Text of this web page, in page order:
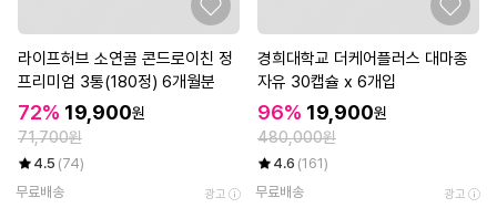
라이프허브 소연골 콘드로이친 정
프리미엄 3통(180정) 6개월분
72% 19,900원
71,700원
4.5 (74)
무료배송
광고
경희대학교 더케어플러스 대마종
자유 30캡슐 x 6개입
96% 19,900원
480,000원
4.6 (161)
무료배송
광고